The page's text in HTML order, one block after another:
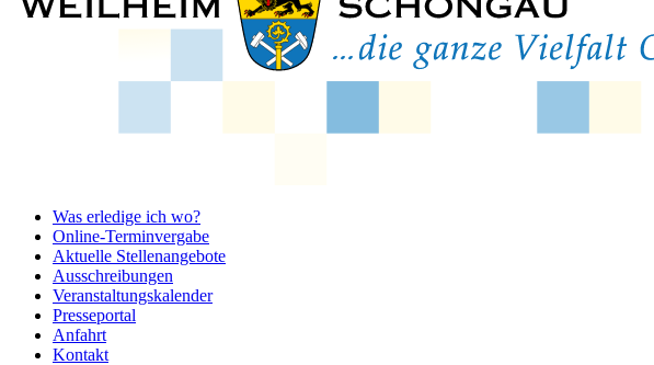
Was erledige ich wo?
Online-Terminvergabe
Aktuelle Stellenangebote
Ausschreibungen
Veranstaltungskalender
Presseportal
Anfahrt
Kontakt